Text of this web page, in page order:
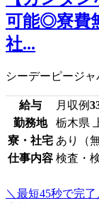
可能◎寮費
社...
シーデーピージ
給与 月収例
勤務地
栃木県
寮・社宅 あり（
仕事内容 検査・
＼最短45秒で完了